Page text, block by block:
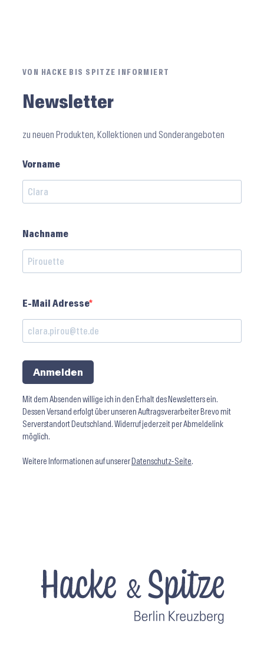
VON HACKE BIS SPITZE INFORMIERT
Newsletter
zu neuen Produkten, Kollektionen und Sonderangeboten
Vorname
Nachname
E-Mail Adresse
Anmelden
Mit dem Absenden willige ich in den Erhalt des Newsletters ein.
Dessen Versand erfolgt über unseren Auftragsverarbeiter Brevo mit
Serverstandort Deutschland. Widerruf jederzeit per Abmeldelink
möglich.
Weitere Informationen auf unserer Datenschutz-Seite.